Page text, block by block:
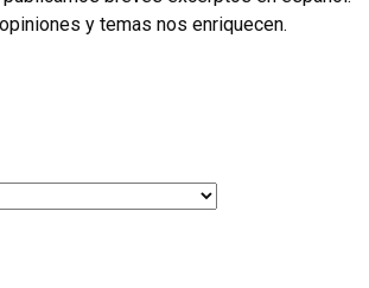
y temas nos enriquecen.